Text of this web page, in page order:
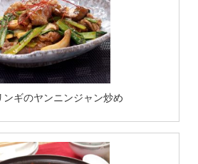
ンギのヤンニンジャン炒め